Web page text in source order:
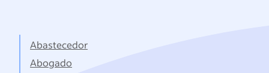
Abastecedor
Abogado